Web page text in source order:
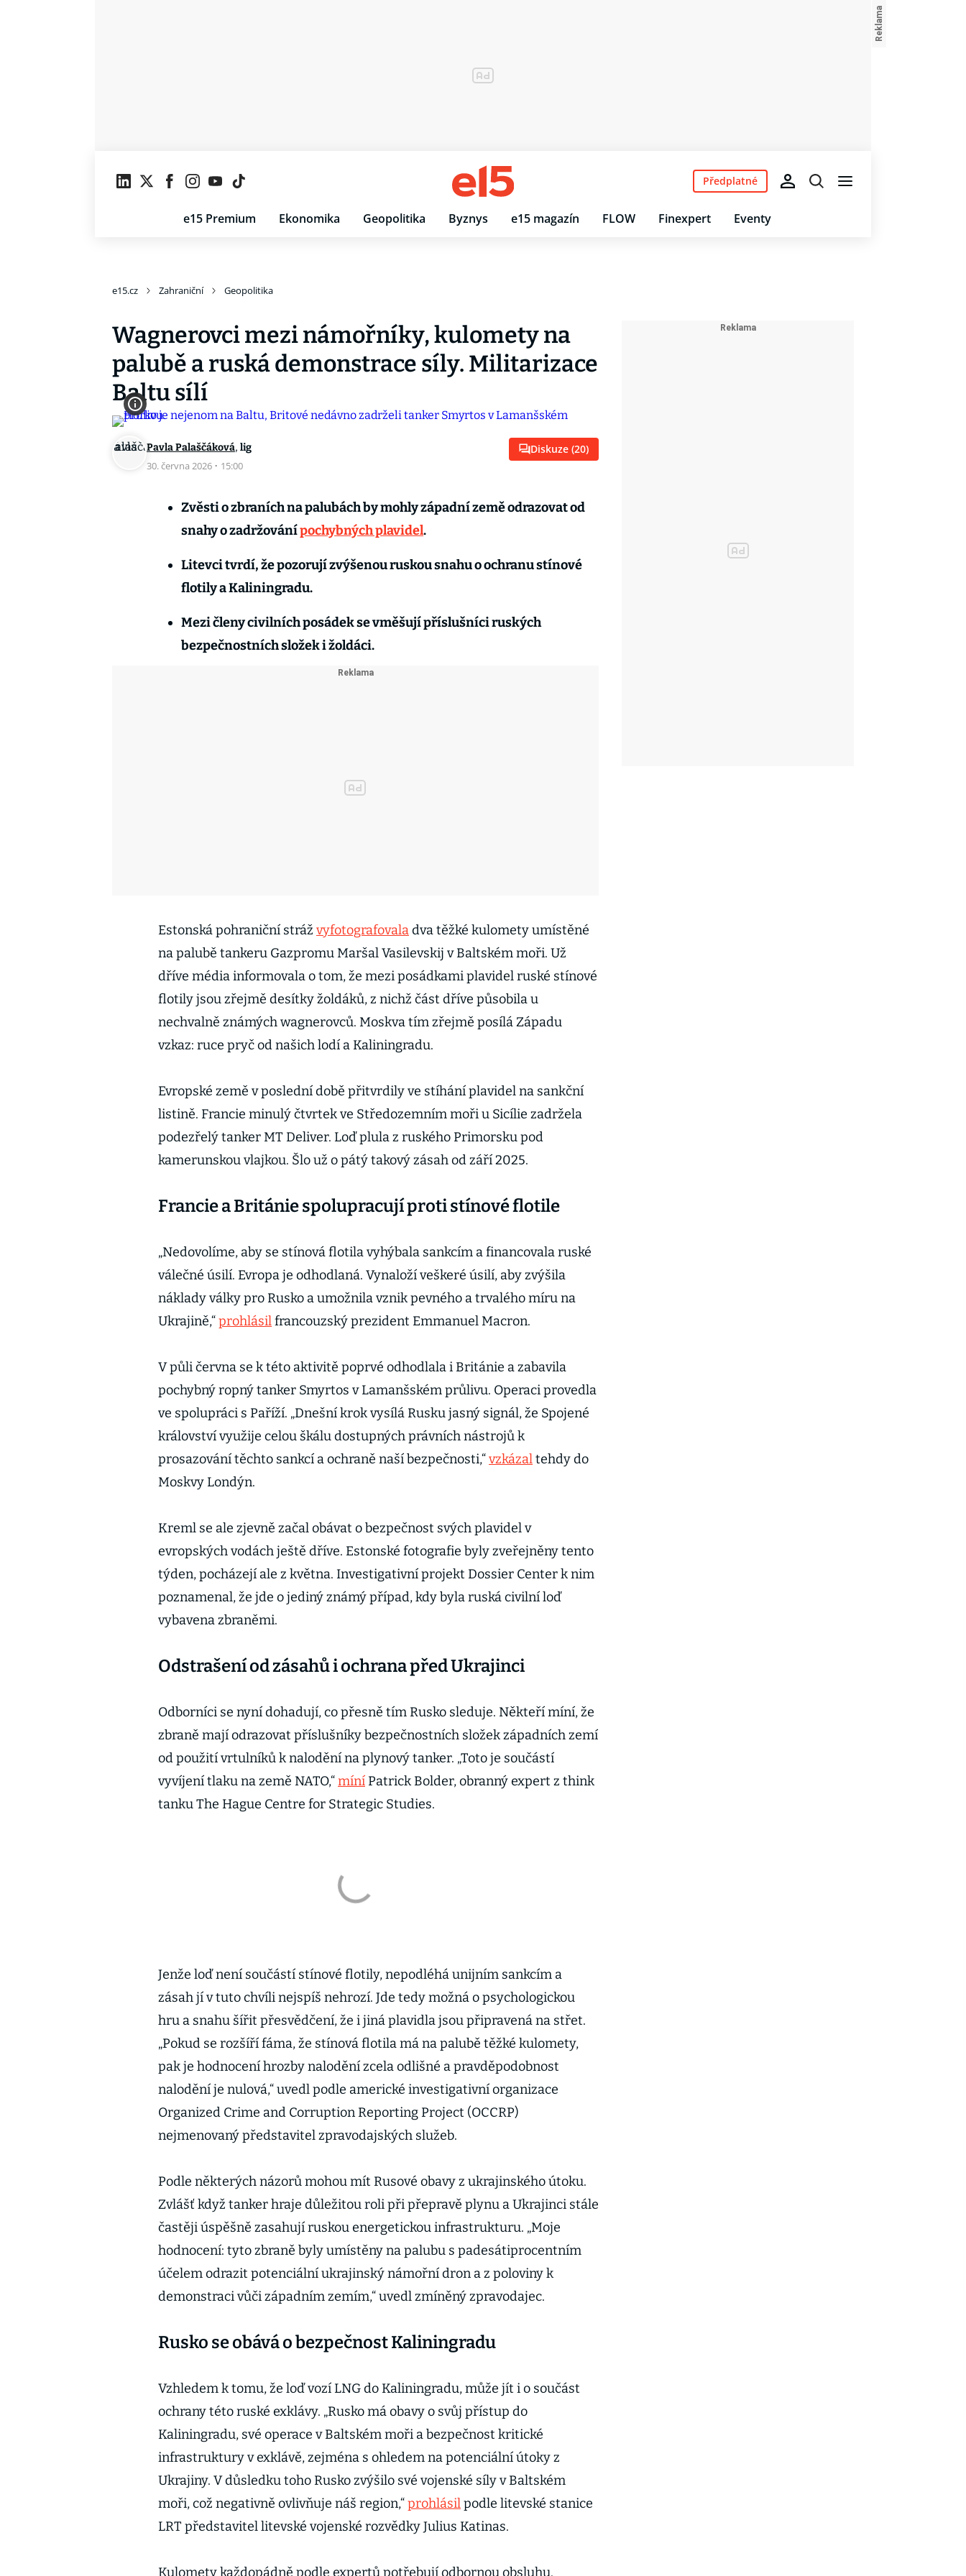
e15 Premium Ekonomika Geopolitika Byznys e15 magazín FLOW Finexpert Eventy
Předplatné
e15.cz Zahraniční Geopolitika
Wagnerovci mezi námořníky, kulomety na
palubě a ruská demonstrace síly. Militarizace
Baltu sílí
Pavla Palaščáková, lig
30. června 2026 · 15:00
Diskuze (20)
Zvěsti o zbraních na palubách by mohly západní země odrazovat od
snahy o zadržovánípochybných plavidel.
Litevci tvrdí, že pozorují zvýšenou ruskou snahu o ochranu stínové
flotily a Kaliningradu.
Mezi členy civilních posádek se vměšují příslušníci ruských
bezpečnostních složek i žoldáci.
Estonská pohraniční stráž vyfotografovaladva těžké kulomety umístěné
na palubě tankeru Gazpromu Maršal Vasilevskij v Baltském moři. Už
dříve média informovala o tom, že mezi posádkami plavidel ruské stínové
flotily jsou zřejmě desítky žoldáků, z nichž část dříve působila u
nechvalně známých wagnerovců. Moskva tím zřejmě posílá Západu
vzkaz: ruce pryč od našich lodí a Kaliningradu.
Evropské země v poslední době přitvrdily ve stíhání plavidel na sankční
listině. Francie minulý čtvrtek ve Středozemním moři u Sicílie zadržela
podezřelý tanker MT Deliver. Loď plula z ruského Primorsku pod
kamerunskou vlajkou. Šlo už o pátý takový zásah od září 2025.
Francie a Británie spolupracují proti stínové flotile
„Nedovolíme, aby se stínová flotila vyhýbala sankcím a financovala ruské
válečné úsilí. Evropa je odhodlaná. Vynaloží veškeré úsilí, aby zvýšila
náklady války pro Rusko a umožnila vznik pevného a trvalého míru na
Ukrajině,“prohlásilfrancouzský prezident Emmanuel Macron.
V půli června se k této aktivitě poprvé odhodlala i Británie a zabavila
pochybný ropný tanker Smyrtos v Lamanšském průlivu. Operaci provedla
ve spolupráci s Paříží. „Dnešní krok vysílá Rusku jasný signál, že Spojené
království využije celou škálu dostupných právních nástrojů k
prosazování těchto sankcí a ochraně naší bezpečnosti,“vzkázaltehdy do
Moskvy Londýn.
Kreml se ale zjevně začal obávat o bezpečnost svých plavidel v
evropských vodách ještě dříve. Estonské fotografie byly zveřejněny tento
týden, pocházejí ale z května. Investigativní projekt Dossier Center k nim
poznamenal, že jde o jediný známý případ, kdy byla ruská civilní loď
vybavena zbraněmi.
Odstrašení od zásahů i ochrana před Ukrajinci
Odborníci se nyní dohadují, co přesně tím Rusko sleduje. Někteří míní, že
zbraně mají odrazovat příslušníky bezpečnostních složek západních zemí
od použití vrtulníků k nalodění na plynový tanker. „Toto je součástí
vyvíjení tlaku na země NATO,“míníPatrick Bolder, obranný expert z think
tanku The Hague Centre for Strategic Studies.
Jenže loď není součástí stínové flotily, nepodléhá unijním sankcím a
zásah jí v tuto chvíli nejspíš nehrozí. Jde tedy možná o psychologickou
hru a snahu šířit přesvědčení, že i jiná plavidla jsou připravená na střet.
„Pokud se rozšíří fáma, že stínová flotila má na palubě těžké kulomety,
pak je hodnocení hrozby nalodění zcela odlišné a pravděpodobnost
nalodění je nulová,“ uvedl podle americké investigativní organizace
Organized Crime and Corruption Reporting Project (OCCRP)
nejmenovaný představitel zpravodajských služeb.
Podle některých názorů mohou mít Rusové obavy z ukrajinského útoku.
Zvlášť když tanker hraje důležitou roli při přepravě plynu a Ukrajinci stále
častěji úspěšně zasahují ruskou energetickou infrastrukturu. „Moje
hodnocení: tyto zbraně byly umístěny na palubu s padesátiprocentním
účelem odrazit potenciální ukrajinský námořní dron a z poloviny k
demonstraci vůči západním zemím,“ uvedl zmíněný zpravodajec.
Rusko se obává o bezpečnost Kaliningradu
Vzhledem k tomu, že loď vozí LNG do Kaliningradu, může jít i o součást
ochrany této ruské exklávy. „Rusko má obavy o svůj přístup do
Kaliningradu, své operace v Baltském moři a bezpečnost kritické
infrastruktury v exklávě, zejména s ohledem na potenciální útoky z
Ukrajiny. V důsledku toho Rusko zvýšilo své vojenské síly v Baltském
moři, což negativně ovlivňuje náš region,“prohlásilpodle litevské stanice
LRT představitel litevské vojenské rozvědky Julius Katinas.
Kulomety každopádně podle expertů potřebují odbornou obsluhu.